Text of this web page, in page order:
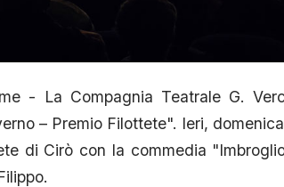
- La Compagnia Teatrale G.
– Premio Filottete". Ieri,
di Cirò con la commedia